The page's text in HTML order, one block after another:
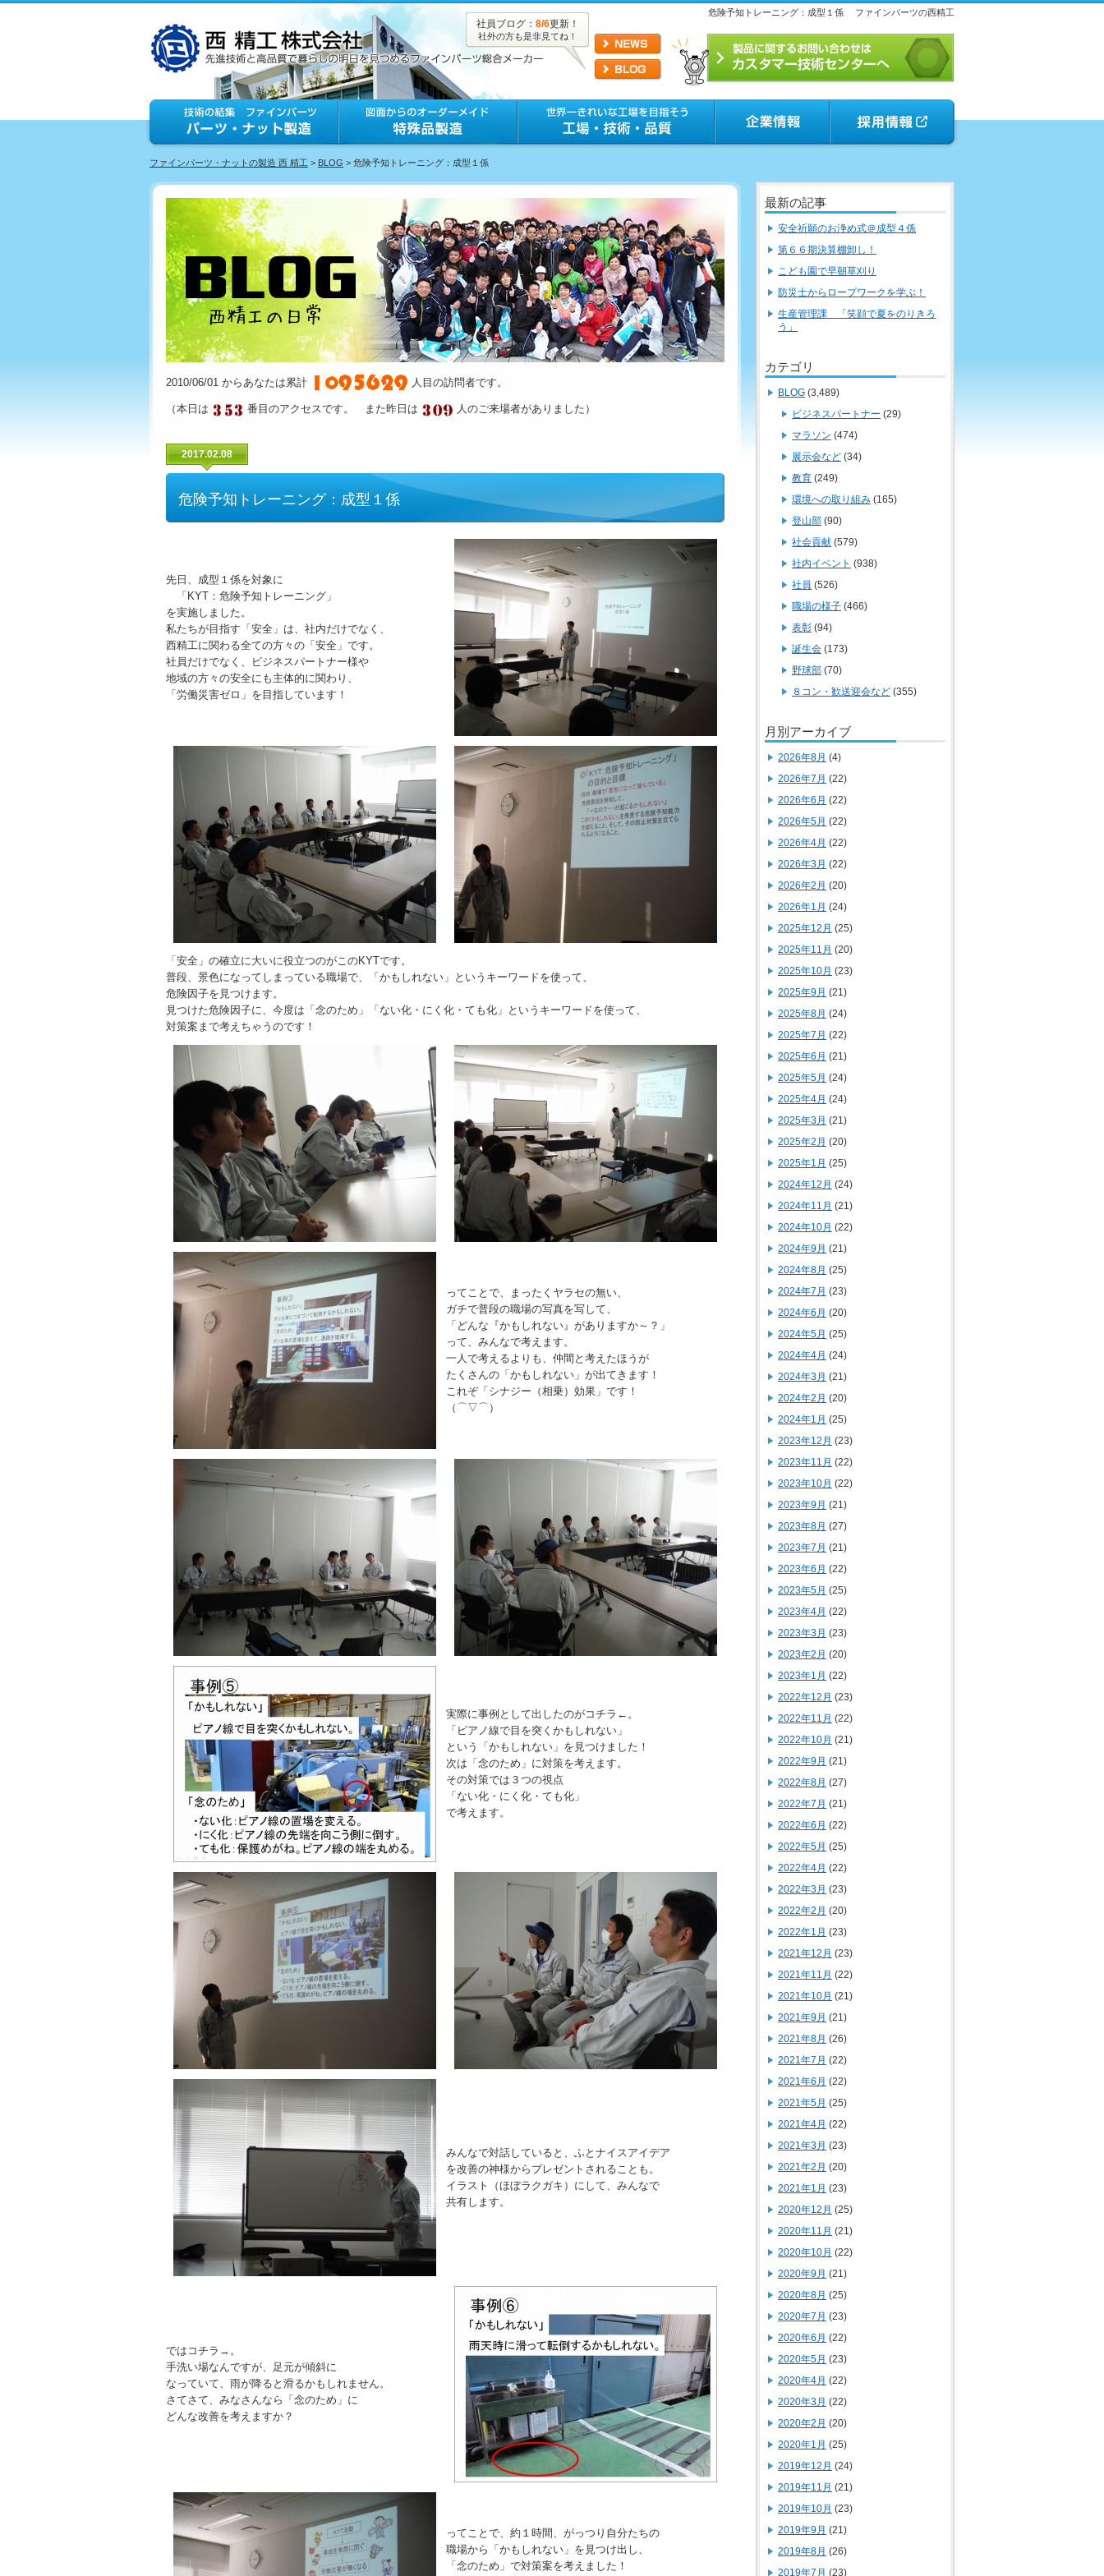
危険予知トレーニング：成型１係 ファインパーツの西精工
社員ブログ： 8/6更新！
社外の方も是非見てね！
ファインパーツ・ナットの製造 西 精工 > BLOG > 危険予知トレーニング：成型１係
2010/06/01 からあなたは累計 人目の訪問者です。
（本日は 番目のアクセスです。 また昨日は 人のご来場者がありました）
2017.02.08
危険予知トレーニング：成型１係
先日、成型１係を対象に
「KYT：危険予知トレーニング」
を実施しました。
私たちが目指す「安全」は、社内だけでなく、
西精工に関わる全ての方々の「安全」です。
社員だけでなく、ビジネスパートナー様や
地域の方々の安全にも主体的に関わり、
「労働災害ゼロ」を目指しています！
「安全」の確立に大いに役立つのがこのKYTです。
普段、景色になってしまっている職場で、「かもしれない」というキーワードを使って、
危険因子を見つけます。
見つけた危険因子に、今度は「念のため」「ない化・にく化・ても化」というキーワードを使って、
対策案まで考えちゃうのです！
ってことで、まったくヤラセの無い、
ガチで普段の職場の写真を写して、
「どんな『かもしれない』がありますか～？」
って、みんなで考えます。
一人で考えるよりも、仲間と考えたほうが
たくさんの「かもしれない」が出てきます！
これぞ「シナジー（相乗）効果」です！
（⌒▽⌒）
実際に事例として出したのがコチラ←。
「ピアノ線で目を突くかもしれない」
という「かもしれない」を見つけました！
次は「念のため」に対策を考えます。
その対策では３つの視点
「ない化・にく化・ても化」
で考えます。
みんなで対話していると、ふとナイスアイデア
を改善の神様からプレゼントされることも。
イラスト（ほぼラクガキ）にして、みんなで
共有します。
ではコチラ→。
手洗い場なんですが、足元が傾斜に
なっていて、雨が降ると滑るかもしれません。
さてさて、みなさんなら「念のため」に
どんな改善を考えますか？
ってことで、約１時間、がっつり自分たちの
職場から「かもしれない」を見つけ出し、
「念のため」で対策案を考えました！
最新の記事
安全祈願のお浄め式＠成型４係
第６６期決算棚卸し！
こども園で早朝草刈り
防災士からロープワークを学ぶ！
生産管理課 「笑顔で夏をのりきろ
う」
カテゴリ
BLOG (3,489)
ビジネスパートナー (29)
マラソン (474)
展示会など (34)
教育 (249)
環境への取り組み (165)
登山部 (90)
社会貢献 (579)
社内イベント (938)
社員 (526)
職場の様子 (466)
表彰 (94)
誕生会 (173)
野球部 (70)
８コン・歓送迎会など (355)
月別アーカイブ
2026年8月 (4)
2026年7月 (22)
2026年6月 (22)
2026年5月 (22)
2026年4月 (22)
2026年3月 (22)
2026年2月 (20)
2026年1月 (24)
2025年12月 (25)
2025年11月 (20)
2025年10月 (23)
2025年9月 (21)
2025年8月 (24)
2025年7月 (22)
2025年6月 (21)
2025年5月 (24)
2025年4月 (24)
2025年3月 (21)
2025年2月 (20)
2025年1月 (25)
2024年12月 (24)
2024年11月 (21)
2024年10月 (22)
2024年9月 (21)
2024年8月 (25)
2024年7月 (23)
2024年6月 (20)
2024年5月 (25)
2024年4月 (24)
2024年3月 (21)
2024年2月 (20)
2024年1月 (25)
2023年12月 (23)
2023年11月 (22)
2023年10月 (22)
2023年9月 (21)
2023年8月 (27)
2023年7月 (21)
2023年6月 (22)
2023年5月 (25)
2023年4月 (22)
2023年3月 (23)
2023年2月 (20)
2023年1月 (22)
2022年12月 (23)
2022年11月 (22)
2022年10月 (21)
2022年9月 (21)
2022年8月 (27)
2022年7月 (21)
2022年6月 (22)
2022年5月 (25)
2022年4月 (22)
2022年3月 (23)
2022年2月 (20)
2022年1月 (23)
2021年12月 (23)
2021年11月 (22)
2021年10月 (21)
2021年9月 (21)
2021年8月 (26)
2021年7月 (22)
2021年6月 (22)
2021年5月 (25)
2021年4月 (22)
2021年3月 (23)
2021年2月 (20)
2021年1月 (23)
2020年12月 (25)
2020年11月 (21)
2020年10月 (22)
2020年9月 (21)
2020年8月 (25)
2020年7月 (23)
2020年6月 (22)
2020年5月 (23)
2020年4月 (22)
2020年3月 (22)
2020年2月 (20)
2020年1月 (25)
2019年12月 (24)
2019年11月 (21)
2019年10月 (23)
2019年9月 (21)
2019年8月 (26)
2019年7月 (23)